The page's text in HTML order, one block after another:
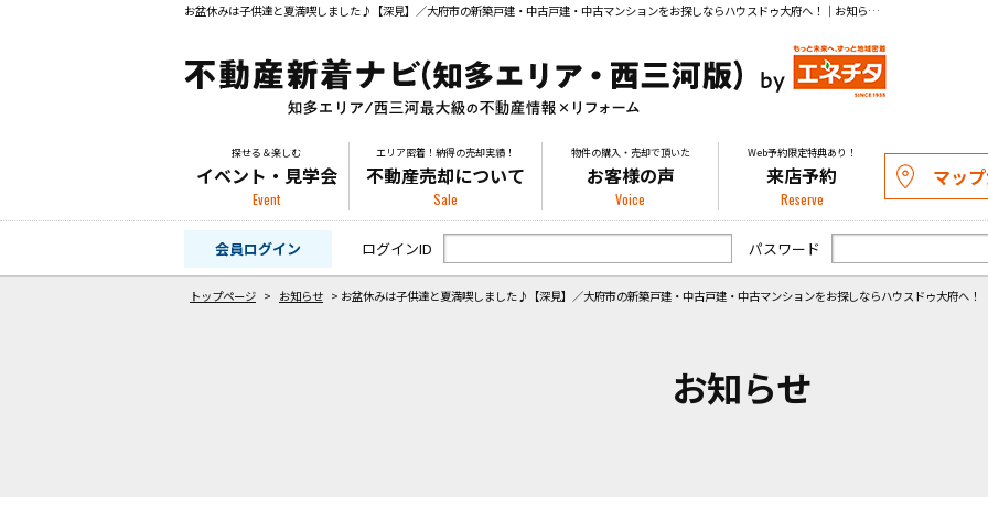
お盆休みは子供達と夏満喫しました♪【深見】／大府市の新築戸建・中古戸建・中古マンションをお探しならハウスドゥ大府へ！｜お知らせ｜知多の物件探し・購入や不動産の売却相談はお気軽にお問い合わせください。
探せる＆楽しむ
イベント・見学会
Event
エリア密着！納得の売却実績！
不動産売却について
Sale
物件の購入・売却で頂いた
お客様の声
Voice
Web予約限定特典あり！
来店予約
Reserve
マッ
会員ログイン
ログインID パスワード
トップページ > お知らせ > お盆休みは子供達と夏満喫しました♪【深見】／大府市の新築戸建・中古戸建・中古マンションをお探しならハウスドゥ大府へ！
お知らせ